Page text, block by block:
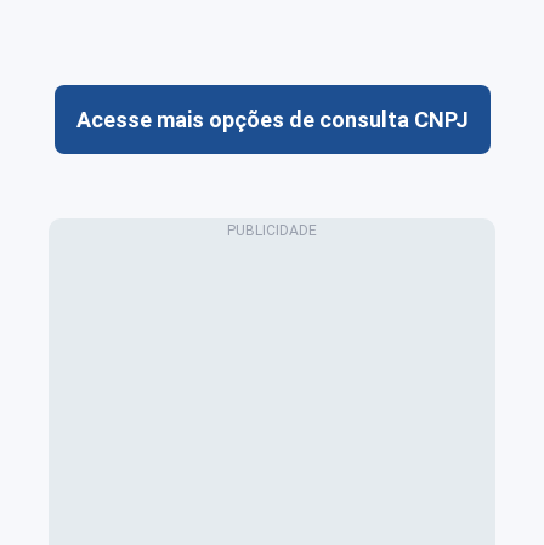
Acesse mais opções de consulta CNPJ